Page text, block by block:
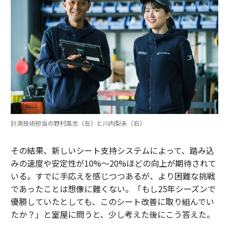
計測技術担当の野村高志（左）と川内梨未（右）
その結果、新しいシート支持システムによって、踏み込
みの速度や安定性が10%〜20%ほどの向上が期待されて
いる。すでに手応えを感じつつあるが、より困難な挑戦
であったことは想像に難くない。「もし25年シーズンで
優勝していたとしても、このシート改善に取り組んでい
たか？」と室屋に問うと、少し考えた後にこう答えた。